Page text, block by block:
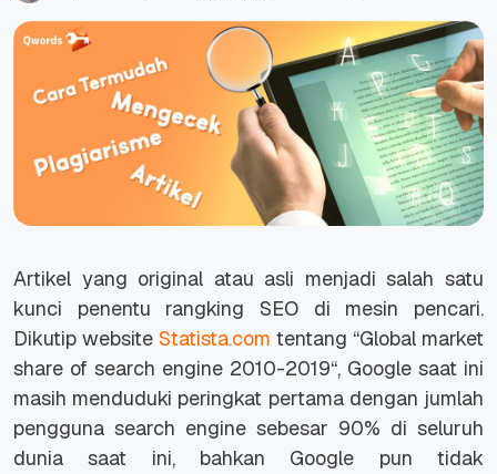
Artikel yang original atau asli menjadi salah satu
kunci penentu rangking SEO di mesin pencari.
Dikutip website Statista.com tentang “Global market
share of search engine 2010-2019“, Google saat ini
masih menduduki peringkat pertama dengan jumlah
pengguna search engine sebesar 90% di seluruh
dunia saat ini, bahkan Google pun tidak